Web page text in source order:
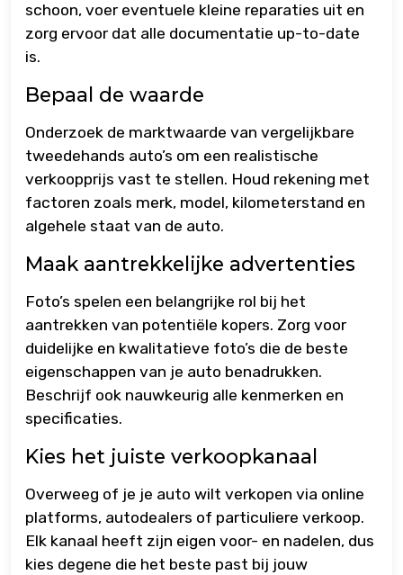
schoon, voer eventuele kleine reparaties uit en
zorg ervoor dat alle documentatie up-to-date
is.
Bepaal de waarde
Onderzoek de marktwaarde van vergelijkbare
tweedehands auto’s om een realistische
verkoopprijs vast te stellen. Houd rekening met
factoren zoals merk, model, kilometerstand en
algehele staat van de auto.
Maak aantrekkelijke advertenties
Foto’s spelen een belangrijke rol bij het
aantrekken van potentiële kopers. Zorg voor
duidelijke en kwalitatieve foto’s die de beste
eigenschappen van je auto benadrukken.
Beschrijf ook nauwkeurig alle kenmerken en
specificaties.
Kies het juiste verkoopkanaal
Overweeg of je je auto wilt verkopen via online
platforms, autodealers of particuliere verkoop.
Elk kanaal heeft zijn eigen voor- en nadelen, dus
kies degene die het beste past bij jouw